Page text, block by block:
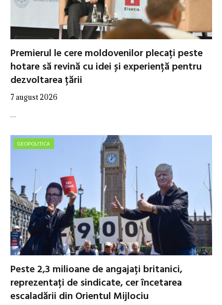
Premierul le cere moldovenilor plecați peste
hotare să revină cu idei și experiență pentru
dezvoltarea țării
7 august 2026
…
GEOPOLITICA
Peste 2,3 milioane de angajați britanici,
reprezentați de sindicate, cer încetarea
escaladării din Orientul Mijlociu